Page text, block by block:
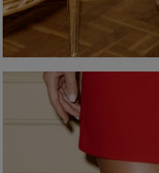
KARIERTE KLEIDER
TAILLIERTES KLEID
PAILLETTENKLEID
Saison / Stoff
SOMMERKLEIDER
FRÜHLINGSKLEIDER
HERBSTKLEIDER